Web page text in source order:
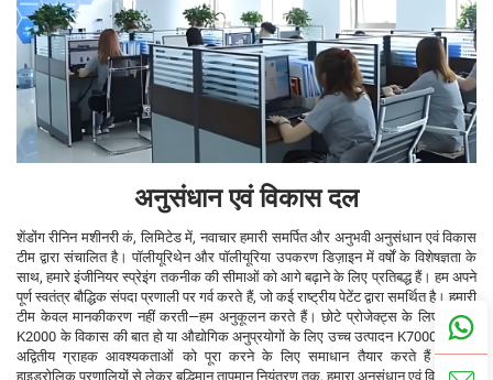
अनुसंधान एवं विकास दल
शेंडोंग रीनिन मशीनरी कं, लिमिटेड में, नवाचार हमारी समर्पित और अनुभवी अनुसंधान एवं विकास
टीम द्वारा संचालित है। पॉलीयूरिथेन और पॉलीयूरिया उपकरण डिज़ाइन में वर्षों के विशेषज्ञता के
साथ, हमारे इंजीनियर स्प्रेइंग तकनीक की सीमाओं को आगे बढ़ाने के लिए प्रतिबद्ध हैं। हम अपने
पूर्ण स्वतंत्र बौद्धिक संपदा प्रणाली पर गर्व करते हैं, जो कई राष्ट्रीय पेटेंट द्वारा समर्थित है। हमारी
टीम केवल मानकीकरण नहीं करती—हम अनुकूलन करते हैं। छोटे प्रोजेक्ट्स के लिए पोर्टेबल
K2000 के विकास की बात हो या औद्योगिक अनुप्रयोगों के लिए उच्च उत्पादन K7000 की, हम
अद्वितीय ग्राहक आवश्यकताओं को पूरा करने के लिए समाधान तैयार करते हैं। उन्नत
हाइड्रोलिक प्रणालियों से लेकर बुद्धिमान तापमान नियंत्रण तक, हमारा अनुसंधान एवं विकास का